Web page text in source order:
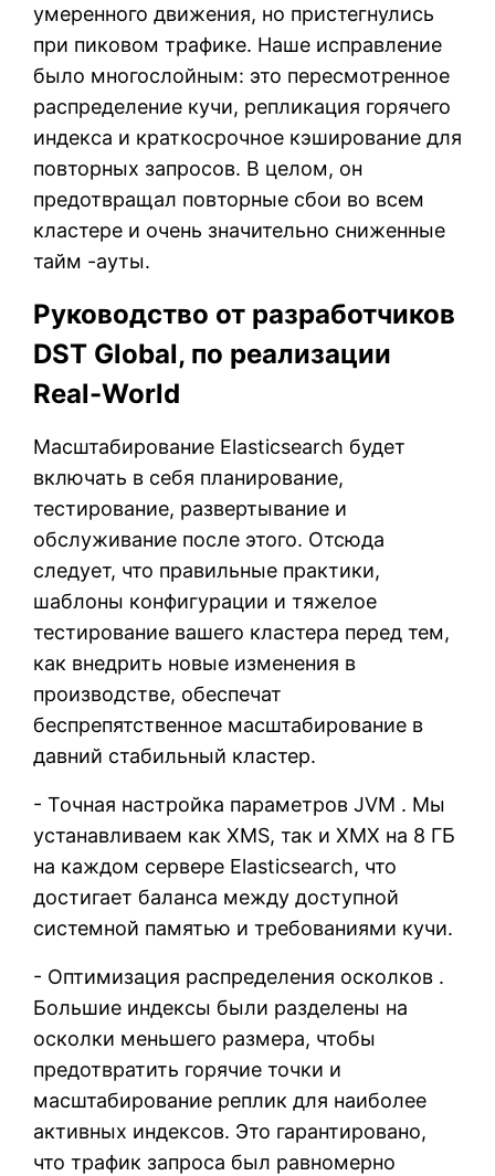
умеренного движения, но пристегнулись
при пиковом трафике. Наше исправление
было многослойным: это пересмотренное
распределение кучи, репликация горячего
индекса и краткосрочное кэширование для
повторных запросов. В целом, он
предотвращал повторные сбои во всем
кластере и очень значительно сниженные
тайм -ауты.
Руководство от разработчиков
DST Global, по реализации
Real-World
Масштабирование Elasticsearch будет
включать в себя планирование,
тестирование, развертывание и
обслуживание после этого. Отсюда
следует, что правильные практики,
шаблоны конфигурации и тяжелое
тестирование вашего кластера перед тем,
как внедрить новые изменения в
производстве, обеспечат
беспрепятственное масштабирование в
давний стабильный кластер.
- Точная настройка параметров JVM . Мы
устанавливаем как XMS, так и XMX на 8 ГБ
на каждом сервере Elasticsearch, что
достигает баланса между доступной
системной памятью и требованиями кучи.
- Оптимизация распределения осколков .
Большие индексы были разделены на
осколки меньшего размера, чтобы
предотвратить горячие точки и
масштабирование реплик для наиболее
активных индексов. Это гарантировано,
что трафик запроса был равномерно